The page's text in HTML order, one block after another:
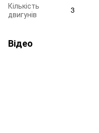
Кількість
двигунів
3
Відео